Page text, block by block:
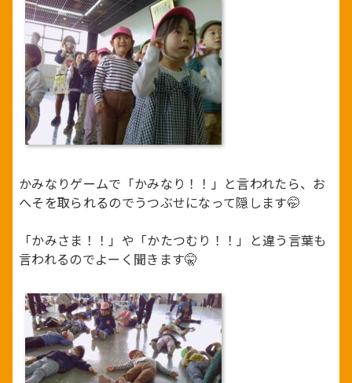
かみなりゲームで「かみなり！！」と言われたら、お
へそを取られるのでうつぶせになって隠します🤭
「かみさま！！」や「かたつむり！！」と違う言葉も
言われるのでよーく聞きます🤫